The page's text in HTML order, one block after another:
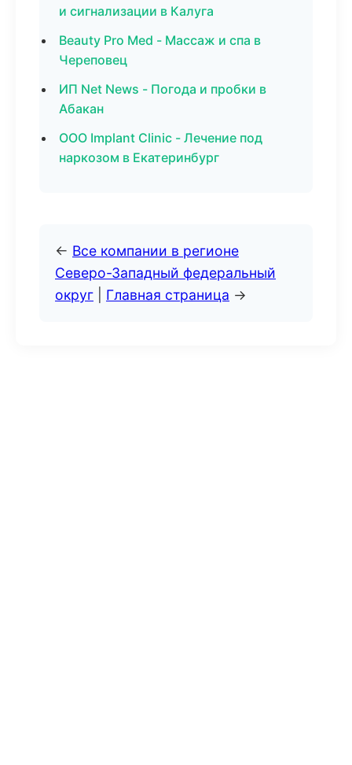
и сигнализации в Калуга
Beauty Pro Med - Массаж и спа в
Череповец
ИП Net News - Погода и пробки в
Абакан
ООО Implant Clinic - Лечение под
наркозом в Екатеринбург
← Все компании в регионе
Северо-Западный федеральный
округ
Главная страница →